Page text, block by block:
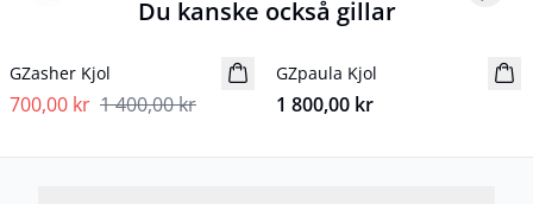
Du kanske också gillar
GZasher Kjol
700,00 kr 1 400,00 kr
Nyhet
GZpaula Kjol
1 800,00 kr